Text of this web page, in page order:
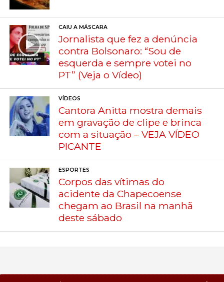
CAIU A MÁSCARA
Jornalista que fez a denúncia
contra Bolsonaro: “Sou de
esquerda e sempre votei no
PT” (Veja o Vídeo)
VÍDEOS
Cantora Anitta mostra demais
em gravação de clipe e brinca
com a situação – VEJA VÍDEO
PICANTE
ESPORTES
Corpos das vítimas do
acidente da Chapecoense
chegam ao Brasil na manhã
deste sábado